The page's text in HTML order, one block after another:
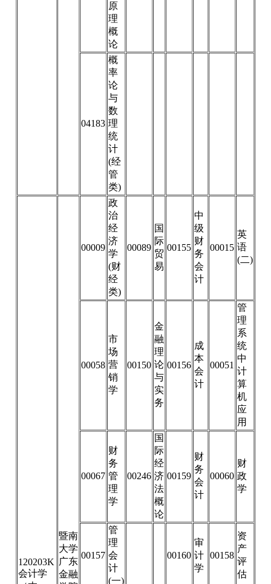
原
理
概
论
04183
概
率
论
与
数
理
统
计
(经
管
类)
120203K
会计学
暨南
大学
广东
金融
00009
政
治
经
济
学
(财
经
类)
00089
国
际
贸
易
00155
中
级
财
务
会
计
00015
英
语
(二)
00058
市
场
营
销
学
00150
金
融
理
论
与
实
务
00156
成
本
会
计
00051
管
理
系
统
中
计
算
机
应
用
00067
财
务
管
理
学
00246
国
际
经
济
法
概
论
00159
财
务
会
计
00060
财
政
学
00157
管
理
会
计
(一)
00160
审
计
学
00158
资
产
评
估